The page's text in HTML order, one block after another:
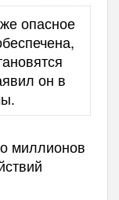
опасное
он в
миллионов